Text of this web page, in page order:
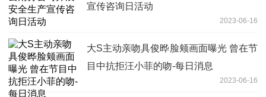
宣传咨询日活动
2023-06-16
大S主动亲吻具俊晔脸颊画面曝光 曾在节
目中抗拒汪小菲的吻-每日消息
2023-06-16